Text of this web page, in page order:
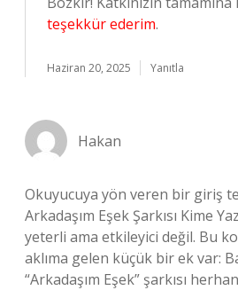
teşekkür ederim.
Haziran 20, 2025 Yanıtla
Hakan
Okuyucuya yön veren bir giriş
Arkadaşım Eşek Şarkısı Kime
yeterli ama etkileyici değil. Bu
aklıma gelen küçük bir ek var:
“Arkadaşım Eşek” şarkısı